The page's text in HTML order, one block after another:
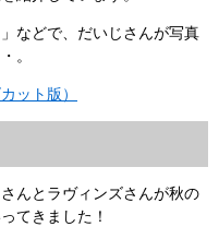
などで、だいじさんが写真
。
ット版）
んとラヴィンズさんが秋の
てきました！